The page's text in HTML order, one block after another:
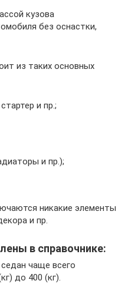
кузова
без оснастки,
из таких основных
и пр.;
и пр.);
никакие элементы
и пр.
в справочнике:
чаще всего
до 400 (кг).